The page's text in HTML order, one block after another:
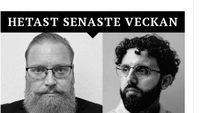
HETAST SENASTE VECKAN